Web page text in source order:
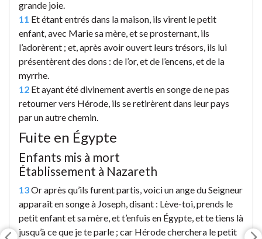
grande joie.
11 Et étant entrés dans la maison, ils virent le petit
enfant, avec Marie sa mère, et se prosternant, ils
l’adorèrent ; et, après avoir ouvert leurs trésors, ils lui
présentèrent des dons : de l’or, et de l’encens, et de la
myrrhe.
12 Et ayant été divinement avertis en songe de ne pas
retourner vers Hérode, ils se retirèrent dans leur pays
par un autre chemin.
Fuite en Égypte
Enfants mis à mort
Établissement à Nazareth
13Or après qu’ils furent partis, voici un ange du Seigneur
apparaît en songe à Joseph, disant : Lève-toi, prends le
petit enfant et sa mère, et t’enfuis en Égypte, et te tiens là
jusqu’à ce que je te parle ; car Hérode cherchera le petit